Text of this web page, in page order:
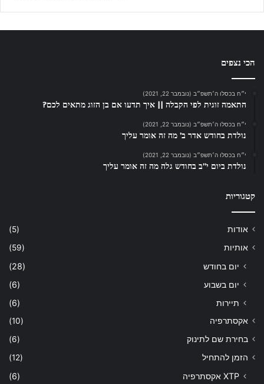
הכי נצפים
י״ח בכסלו ה׳תשפ״ב (נובמבר 22, 2021)
התאמה זוגית לפי הקבלה || איך תדעו אם בן הזוג מתאים לכם?
י״ח בכסלו ה׳תשפ״ב (נובמבר 22, 2021)
נולדת בחודש אדר ב’ מה זה אומר עליך
י״ח בכסלו ה׳תשפ״ב (נובמבר 22, 2021)
נולדת ביום י”ב בחודש גלה מה זה אומר עליך
קטגוריות
אודות
(5)
אותיות
(59)
יום בחודש
(28)
יום בשבוע
(6)
תיירות
(6)
אקסתרפיה
(10)
בחירת שם לתינוק
(6)
הזמן להתחיל
(12)
XTP אקסתרפיה
(6)